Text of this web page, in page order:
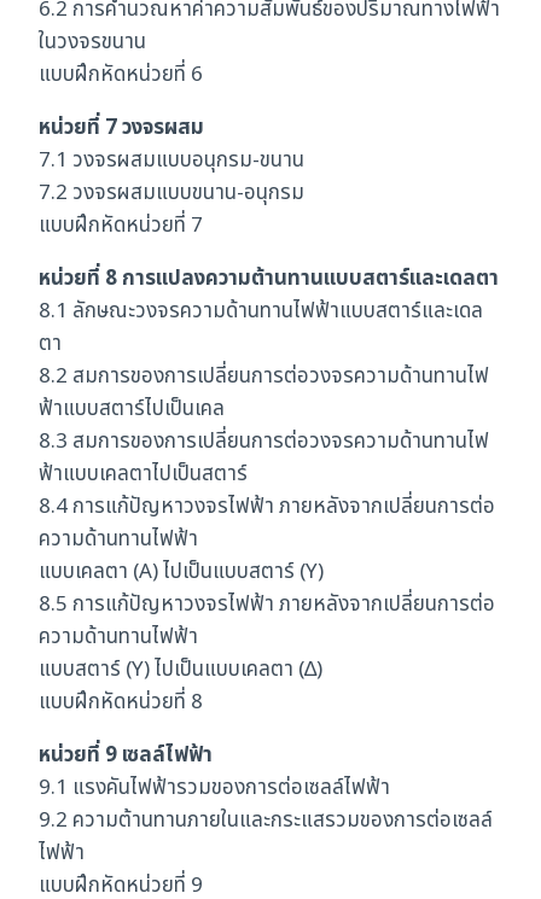
6.2 การคำนวณหาค่าความสัมพันธ์ของปริมาณทางไฟฟ้า
ในวงจรขนาน
แบบฝึกหัดหน่วยที่ 6
หน่วยที่ 7 วงจรผสม
7.1 วงจรผสมแบบอนุกรม-ขนาน
7.2 วงจรผสมแบบขนาน-อนุกรม
แบบฝึกหัดหน่วยที่ 7
หน่วยที่ 8 การแปลงความต้านทานแบบสตาร์และเดลตา
8.1 ลักษณะวงจรความด้านทานไฟฟ้าแบบสตาร์และเดล
ตา
8.2 สมการของการเปลี่ยนการต่อวงจรความด้านทานไฟ
ฟ้าแบบสตาร์ไปเป็นเคล
8.3 สมการของการเปลี่ยนการต่อวงจรความด้านทานไฟ
ฟ้าแบบเคลตาไปเป็นสตาร์
8.4 การแก้ปัญหาวงจรไฟฟ้า ภายหลังจากเปลี่ยนการต่อ
ความด้านทานไฟฟ้า
แบบเคลตา (A) ไปเป็นแบบสตาร์ (Y)
8.5 การแก้ปัญหาวงจรไฟฟ้า ภายหลังจากเปลี่ยนการต่อ
ความด้านทานไฟฟ้า
แบบสตาร์ (Y) ไปเป็นแบบเคลตา (∆)
แบบฝึกหัดหน่วยที่ 8
หน่วยที่ 9 เซลล์ไฟฟ้า
9.1 แรงคันไฟฟ้ารวมของการต่อเซลล์ไฟฟ้า
9.2 ความต้านทานภายในและกระแสรวมของการต่อเซลล์
ไฟฟ้า
แบบฝึกหัดหน่วยที่ 9